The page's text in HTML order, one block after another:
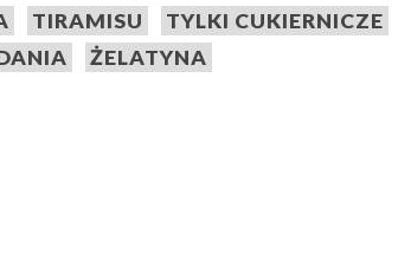
TIRAMISU TYLKI CUKIERNICZE
ŻELATYNA